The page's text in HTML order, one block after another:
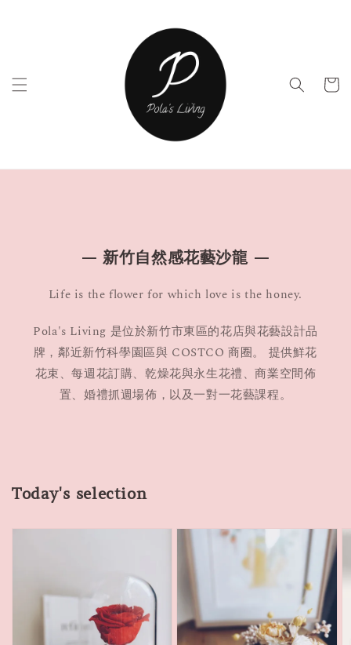
— 新竹自然感花藝沙龍 —
Life is the flower for which love is the honey.
Pola's Living 是位於新竹市東區的花店與花藝設計品
牌，鄰近新竹科學園區與 COSTCO 商圈。 提供鮮花
花束、每週花訂購、乾燥花與永生花禮、商業空間佈
置、婚禮抓週場佈，以及一對一花藝課程。
Today's selection